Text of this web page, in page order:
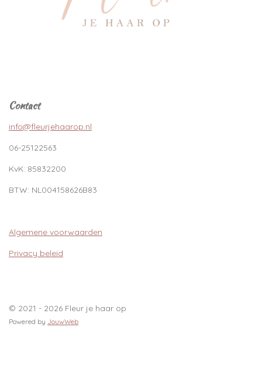
Contact
info@fleurjehaarop.nl
06-25122563
KvK: 85832200
BTW: NL004158626B83
Algemene voorwaarden
Privacy beleid
© 2021 - 2026 Fleur je haar op
Powered by JouwWeb